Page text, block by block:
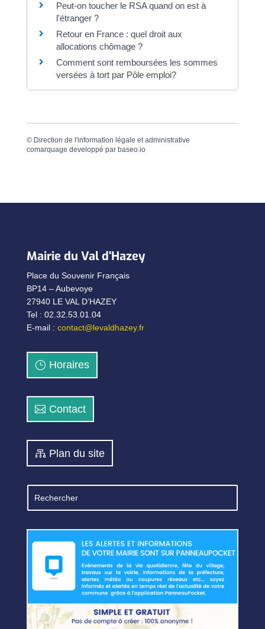
Peut-on toucher le RSA quand on est à
l'étranger ?
Retour en France : quel droit aux
allocations chômage ?
Comment sont remboursées les sommes
versées à tort par Pôle emploi?
© Direction de l'information légale et administrative
comarquage developpé par baseo.io
Mairie du Val d’Hazey
Place du Souvenir Français
BP14 – Aubevoye
27940 LE VAL D’HAZEY
Tel : 02.32.53.01.04
E-mail : contact@levaldhazey.fr
Horaires
Contact
Plan du site